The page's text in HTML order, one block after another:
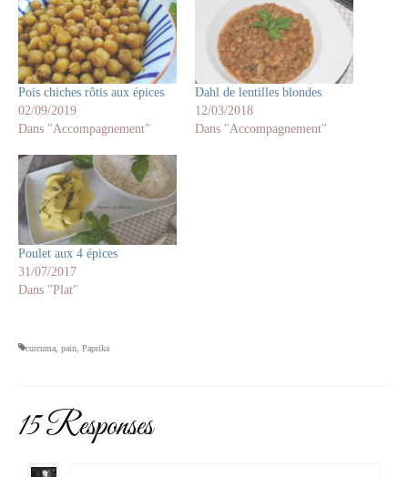
Pois chiches rôtis aux épices
02/09/2019
Dans "Accompagnement"
Dahl de lentilles blondes
12/03/2018
Dans "Accompagnement"
Poulet aux 4 épices
31/07/2017
Dans "Plat"
curcuma, pain, Paprika
15 Responses